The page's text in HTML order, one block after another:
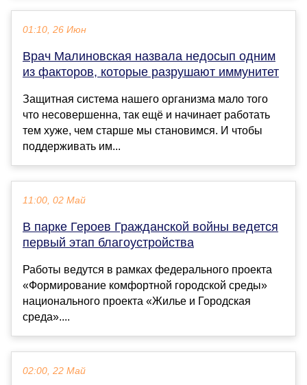
01:10, 26 Июн
Врач Малиновская назвала недосып одним
из факторов, которые разрушают иммунитет
Защитная система нашего организма мало того
что несовершенна, так ещё и начинает работать
тем хуже, чем старше мы становимся. И чтобы
поддерживать им...
11:00, 02 Май
В парке Героев Гражданской войны ведется
первый этап благоустройства
Работы ведутся в рамках федерального проекта
«Формирование комфортной городской среды»
национального проекта «Жилье и Городская
среда»....
02:00, 22 Май